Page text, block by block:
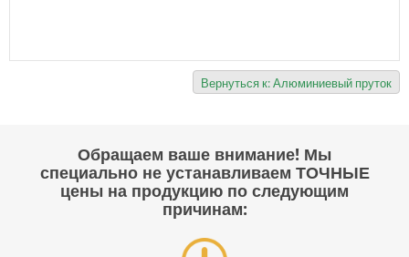
Вернуться к: Алюминиевый пруток
Обращаем ваше внимание! Мы
специально не устанавливаем ТОЧНЫЕ
цены на продукцию по следующим
причинам: